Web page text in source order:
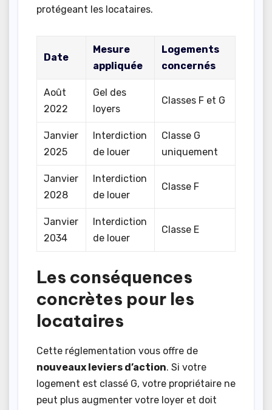
protégeant les locataires.
Date
Mesure
appliquée
Logements
concernés
Août
2022
Gel des
loyers
Classes F et G
Janvier
2025
Interdiction
de louer
Classe G
uniquement
Janvier
2028
Interdiction
de louer
Classe F
Janvier
2034
Interdiction
de louer
Classe E
Les conséquences
concrètes pour les
locataires
Cette réglementation vous offre de
nouveaux leviers d’action. Si votre
logement est classé G, votre propriétaire ne
peut plus augmenter votre loyer et doit